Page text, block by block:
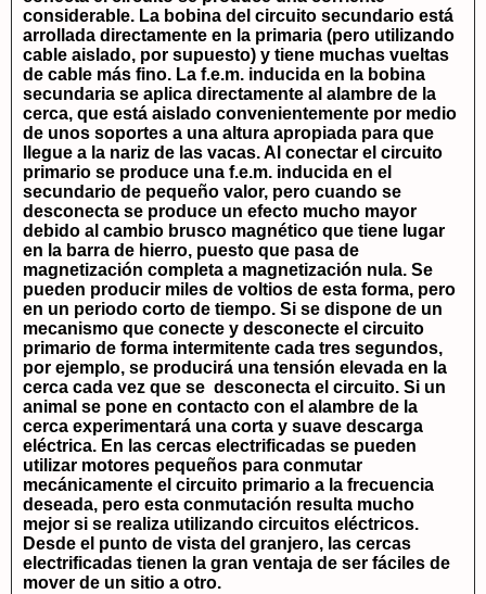
considerable. La bobina del circuito secundario está
arrollada directamente en la primaria (pero utilizando
cable aislado, por supuesto) y tiene muchas vueltas
de cable más fino. La f.e.m. inducida en la bobina
secundaria se aplica directamente al alambre de la
cerca, que está aislado convenientemente por medio
de unos soportes a una altura apropiada para que
llegue a la nariz de las vacas. Al conectar el circuito
primario se produce una f.e.m. inducida en el
secundario de pequeño valor, pero cuando se
desconecta se produce un efecto mucho mayor
debido al cambio brusco magnético que tiene lugar
en la barra de hierro, puesto que pasa de
magnetización completa a magnetización nula. Se
pueden producir miles de voltios de esta forma, pero
en un periodo corto de tiempo. Si se dispone de un
mecanismo que conecte y desconecte el circuito
primario de forma intermitente cada tres segundos,
por ejemplo, se producirá una tensión elevada en la
cerca cada vez que se desconecta el circuito. Si un
animal se pone en contacto con el alambre de la
cerca experimentará una corta y suave descarga
eléctrica. En las cercas electrificadas se pueden
utilizar motores pequeños para conmutar
mecánicamente el circuito primario a la frecuencia
deseada, pero esta conmutación resulta mucho
mejor si se realiza utilizando circuitos eléctricos.
Desde el punto de vista del granjero, las cercas
electrificadas tienen la gran ventaja de ser fáciles de
mover de un sitio a otro.